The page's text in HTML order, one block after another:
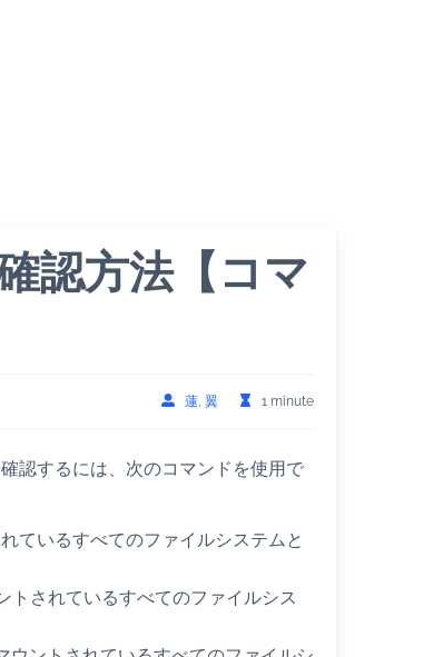
認方法【コマ
蓮, 翼 1 minute
認するには、次のコマンドを使用で
ているすべてのファイルシステムと
トされているすべてのファイルシス